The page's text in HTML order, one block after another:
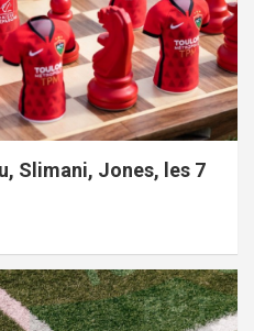
Slimani, Jones, les 7